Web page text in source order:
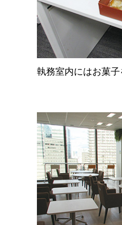
執務室内にはお菓